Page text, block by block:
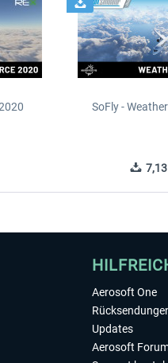
SoFly -
7,13
Aerosoft One
Updates
Aerosoft